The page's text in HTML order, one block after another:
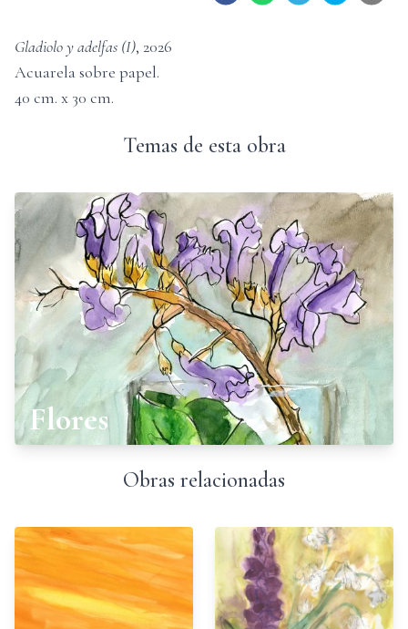
Gladiolo y adelfas (I), 2026
Acuarela sobre papel.
40 cm. x 30 cm.
Temas de esta obra
Flores
Obras relacionadas